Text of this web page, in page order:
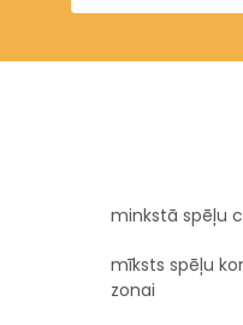
minkstā spēļu
mīksts spēļu
zonai